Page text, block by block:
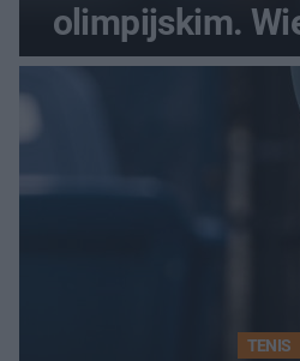
olimpijskim.
podczas
Kamili
TENIS